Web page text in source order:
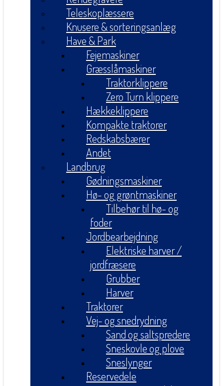
Teleskoplæssere
Knusere & sorteringsanlæg
Have & Park
Fejemaskiner
Græsslåmaskiner
Traktorklippere
Zero Turn klippere
Hækkeklippere
Kompakte traktorer
Redskabsbærer
Andet
Landbrug
Gødningsmaskiner
Hø- og grøntmaskiner
Tilbehør til hø- og
foder
Jordbearbejdning
Elektriske harver /
jordfræsere
Grubber
Harver
Traktorer
Vej- og snedrydning
Sand og saltspredere
Sneskovle og plove
Sneslynger
Reservedele